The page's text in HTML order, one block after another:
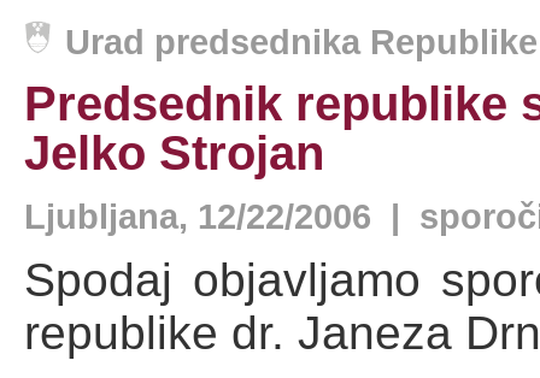
Urad predsednika
Predsednik republike
Jelko Strojan
Ljubljana, 12/22/2006 |
Spodaj objavljamo
republike dr. Janeza